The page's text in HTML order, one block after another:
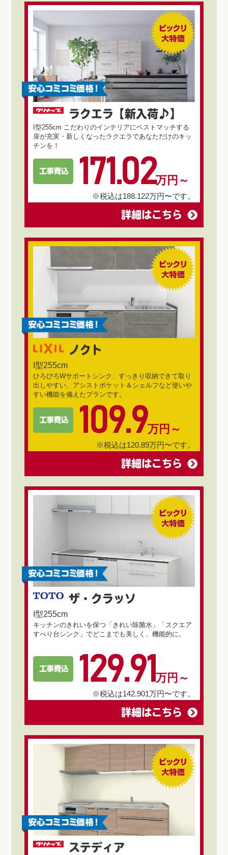
ラクエラ【新入荷♪】
I型255cm こだわりのインテリアにベストマッチする
扉が充実・新しくなったラクエラであなただけのキッ
チンを！
171.02万円～
※税込は188.122万円〜です。
詳細はこちら
ノクト
I型255cm
ひろびろWサポートシンク、すっきり収納できて取り
出しやすい、アシストポケット＆シェルフなど使いや
すい機能を備えたプランです。
109.9万円～
※税込は120.89万円〜です。
詳細はこちら
ザ・クラッソ
I型255cm
キッチンのきれいを保つ「きれい除菌水」「スクエア
すべり台シンク」でどこまでも美しく、機能的に。
129.91万円～
※税込は142.901万円〜です。
詳細はこちら
ステディア